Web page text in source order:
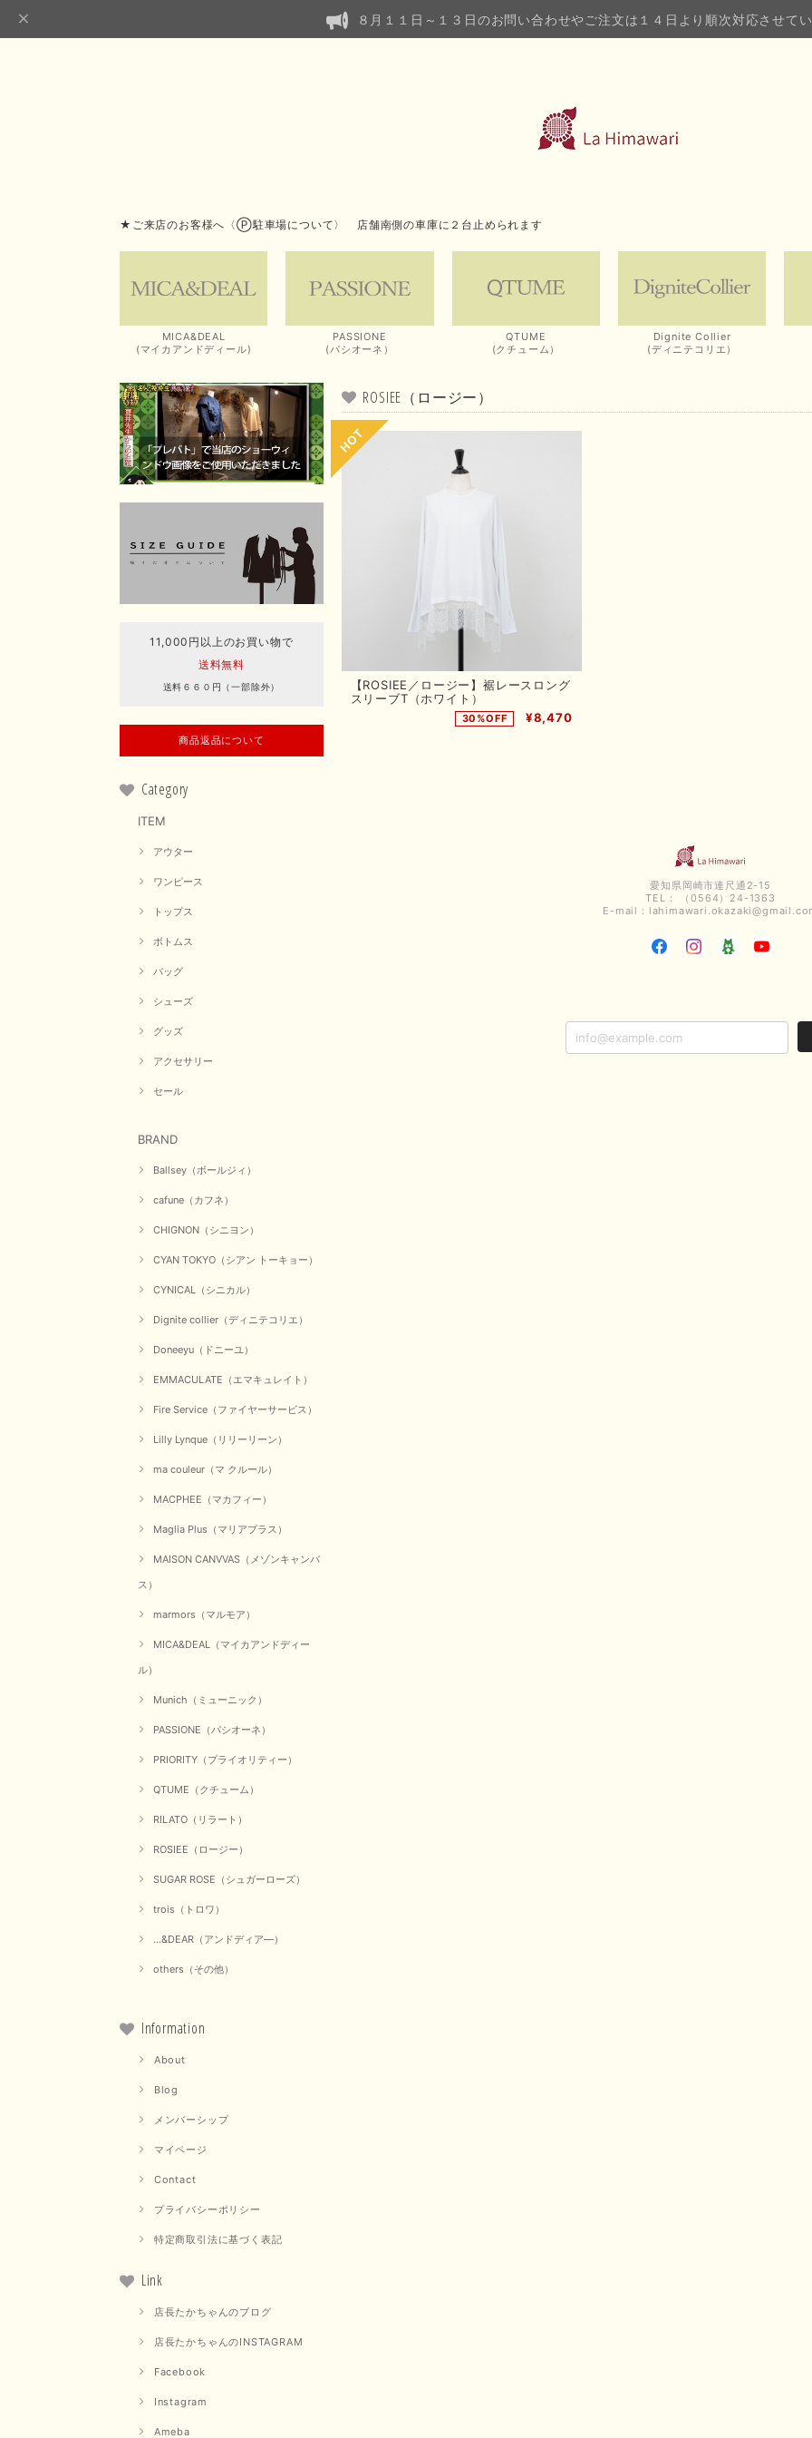
８月１１日～１３日のお問い合わせやご注文は１４日より順次対応させてい
★ご来店のお客様へ〈Ⓟ駐車場について〉 店舗南側の車庫に２台止められます
MICA&DEAL
(マイカアンドディール)
PASSIONE
(パシオーネ）
QTUME
(クチューム）
Dignite Collier
(ディニテコリエ）
11,000円以上のお買い物で
送料無料
送料６６０円（一部除外）
商品返品について
Category
ITEM
アウター
ワンピース
トップス
ボトムス
バッグ
シューズ
グッズ
アクセサリー
セール
BRAND
Ballsey（ボールジィ）
cafune（カフネ）
CHIGNON（シニヨン）
CYAN TOKYO（シアン トーキョー）
CYNICAL（シニカル）
Dignite collier（ディニテコリエ）
Doneeyu（ドニーユ）
EMMACULATE（エマキュレイト）
Fire Service（ファイヤーサービス）
Lilly Lynque（リリーリーン）
ma couleur（マ クルール）
MACPHEE（マカフィー）
Maglia Plus（マリアプラス）
MAISON CANVVAS（メゾンキャンバ
ス）
marmors（マルモア）
MICA&DEAL（マイカアンドディー
ル）
Munich（ミューニック）
PASSIONE（パシオーネ）
PRIORITY（プライオリティー）
QTUME（クチューム）
RILATO（リラート）
ROSIEE（ロージー）
SUGAR ROSE（シュガーローズ）
trois（トロワ）
...&DEAR（アンドディア―）
others（その他）
Information
About
Blog
メンバーシップ
マイページ
Contact
プライバシーポリシー
特定商取引法に基づく表記
Link
店長たかちゃんのブログ
店長たかちゃんのINSTAGRAM
Facebook
Instagram
Ameba
ROSIEE（ロージー）
【ROSIEE／ロージー】裾レースロング
スリーブT（ホワイト）
30%OFF ¥8,470
愛知県岡崎市連尺通2-15
TEL： （0564）24-1363
E-mail：